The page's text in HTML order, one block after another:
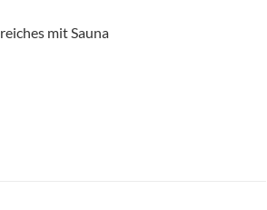
mit Sauna